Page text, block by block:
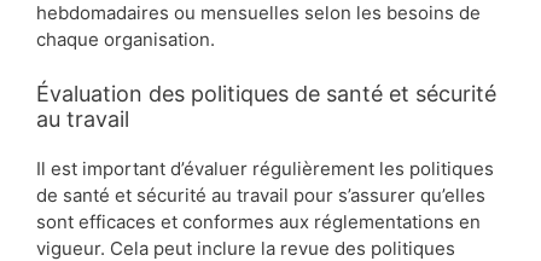
hebdomadaires ou mensuelles selon les besoins de
chaque organisation.
Évaluation des politiques de santé et sécurité
au travail
Il est important d’évaluer régulièrement les politiques
de santé et sécurité au travail pour s’assurer qu’elles
sont efficaces et conformes aux réglementations en
vigueur. Cela peut inclure la revue des politiques